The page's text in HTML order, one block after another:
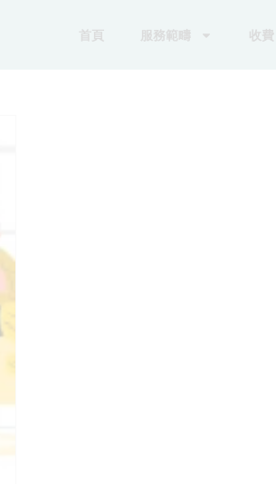
首頁 服務範疇 收費